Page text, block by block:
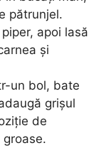
pătrunjel.
apoi lasă
și
un bol, bate
grișul
de